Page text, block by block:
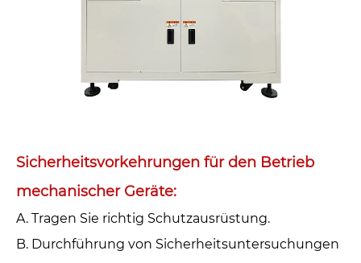
Sicherheitsvorkehrungen für den Betrieb
mechanischer Geräte: ‌
A. Tragen Sie richtig Schutzausrüstung.‌
B. Durchführung von Sicherheitsuntersuchungen